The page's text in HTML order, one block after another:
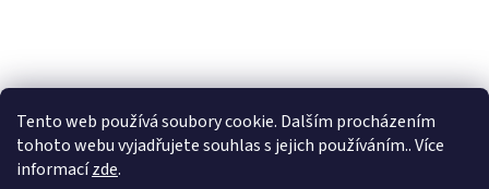
Tento web používá soubory cookie. Dalším procházením
tohoto webu vyjadřujete souhlas s jejich používáním.. Více
informacízde.
Sledovat na Instagramu